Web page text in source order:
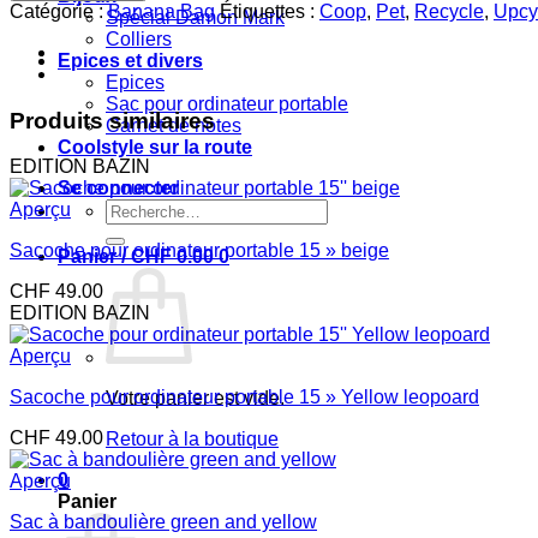
Spécial Damon Mark
Colliers
Epices et divers
Epices
Sac pour ordinateur portable
Carnet de notes
Coolstyle sur la route
Se connecter
Recherche
pour :
Panier /CHF0.00 0
Votre panier est vide.
Retour à la boutique
0
Panier
Bag
brun
léopard
Catégorie :Banana Bag Étiquettes : Coop, Pet, Recycle,
Produits similaires
EDITION BAZIN
Aperçu
Sacoche pour ordinateur portable 15 » beige
CHF 49.00
EDITION BAZIN
Aperçu
Sacoche pour ordinateur portable 15 » Yellow leopoard
CHF 49.00
Aperçu
Sac à bandoulière green and yellow